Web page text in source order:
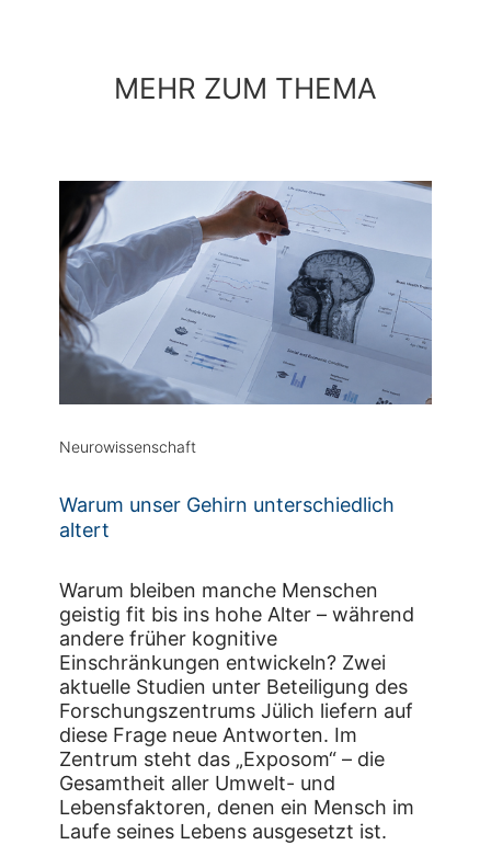
MEHR ZUM THEMA
Neurowissenschaft
Warum unser Gehirn unterschiedlich
altert
Warum bleiben manche Menschen
geistig fit bis ins hohe Alter – während
andere früher kognitive
Einschränkungen entwickeln? Zwei
aktuelle Studien unter Beteiligung des
Forschungszentrums Jülich liefern auf
diese Frage neue Antworten. Im
Zentrum steht das „Exposom“ – die
Gesamtheit aller Umwelt- und
Lebensfaktoren, denen ein Mensch im
Laufe seines Lebens ausgesetzt ist.